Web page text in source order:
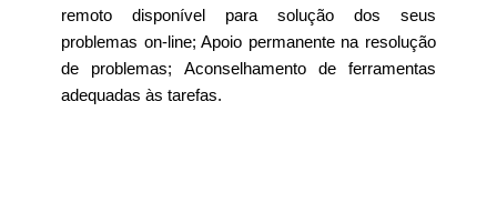
remoto disponível para solução dos seus
problemas on-line; Apoio permanente na resolução
de problemas; Aconselhamento de ferramentas
adequadas às tarefas.